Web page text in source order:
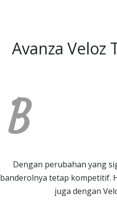
Avanza
B
Dengan perubahan yang
banderolnya tetap kompetitif.
juga dengan